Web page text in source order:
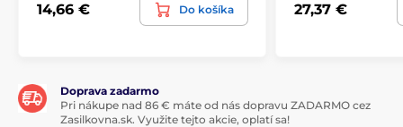
14,66 € Do košíka 27,37 €
Doprava zadarmo
Pri nákupe nad 86 € máte od nás dopravu ZADARMO cez
Zasilkovna.sk. Využite tejto akcie, oplatí sa!